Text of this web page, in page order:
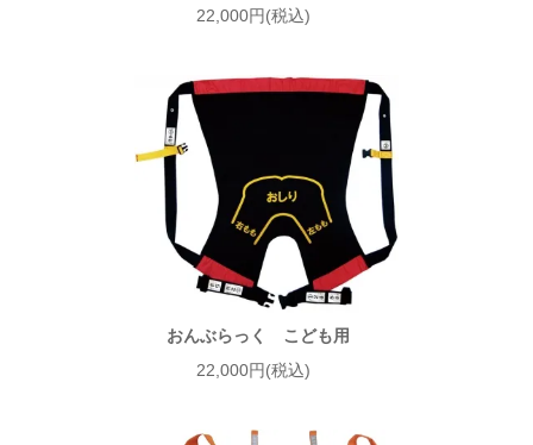
22,000円(税込)
おんぶらっく こども用
22,000円(税込)